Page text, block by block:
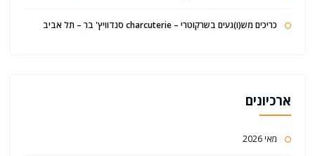
כריכים מש(ו)געים בשרקוטרי – charcuterie סנדוויץ' בר – תל אביב
ארכיונים
מאי 2026